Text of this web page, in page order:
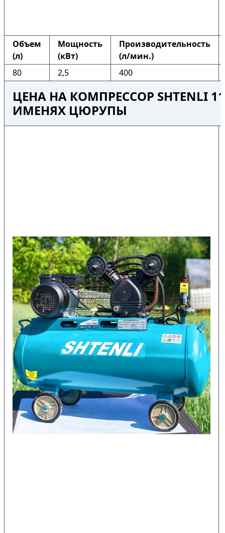
Объем
(л)
Мощность
(кВт)
Производительность
(л/мин.)
80
2,5 400
ЦЕНА НА КОМПРЕССОР SHTENLI
ИМЕНЯХ ЦЮРУПЫ